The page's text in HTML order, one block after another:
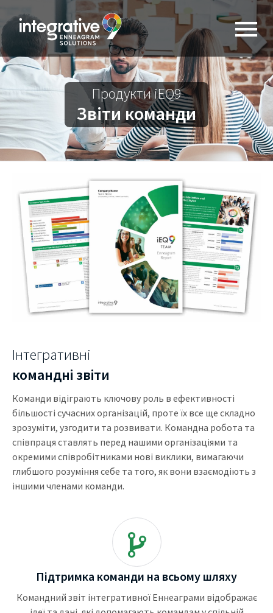
Продукти iEQ9
Звіти команди
Інтегративні
командні звіти
Команди відіграють ключову роль в ефективності
більшості сучасних організацій, проте їх все ще складно
зрозуміти, узгодити та розвивати. Командна робота та
співпраця ставлять перед нашими організаціями та
окремими співробітниками нові виклики, вимагаючи
глибшого розуміння себе та того, як вони взаємодіють з
іншими членами команди.
Підтримка команди на всьому шляху
Командний звіт інтегративної Еннеаграми відображає